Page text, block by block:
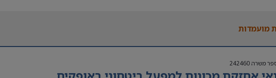
מועמדות
משרה242460